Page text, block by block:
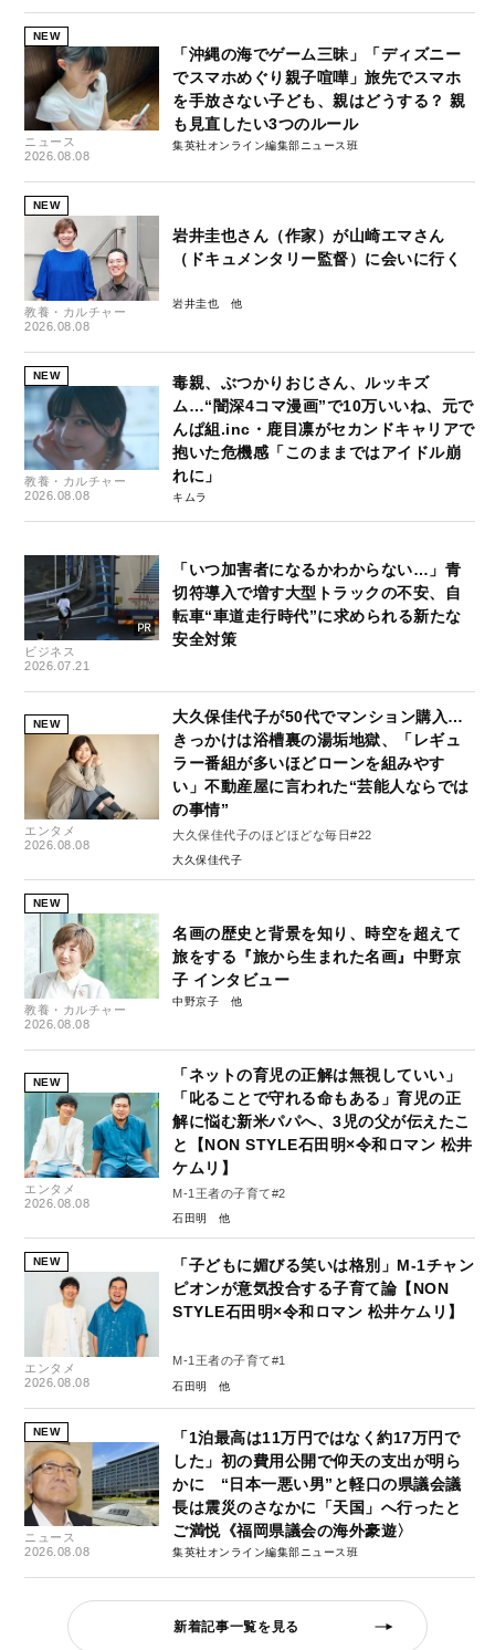
NEW
ニュース
2026.08.08
「沖縄の海でゲーム三昧」「ディズニー
でスマホめぐり親子喧嘩」旅先でスマホ
を手放さない子ども、親はどうする？ 親
も見直したい3つのルール
集英社オンライン編集部ニュース班
NEW
教養・カルチャー
2026.08.08
岩井圭也さん（作家）が山崎エマさん
（ドキュメンタリー監督）に会いに行く
岩井圭也
NEW
教養・カルチャー
2026.08.08
毒親、ぶつかりおじさん、ルッキズ
ム…“闇深4コマ漫画”で10万いいね、元で
んぱ組.inc・鹿目凛がセカンドキャリアで
抱いた危機感「このままではアイドル崩
れに」
キムラ
ビジネス
2026.07.21
「いつ加害者になるかわからない…」青
切符導入で増す大型トラックの不安、自
転車“車道走行時代”に求められる新たな
安全対策
NEW
エンタメ
2026.08.08
大久保佳代子が50代でマンション購入…
きっかけは浴槽裏の湯垢地獄、「レギュ
ラー番組が多いほどローンを組みやす
い」不動産屋に言われた“芸能人ならでは
の事情”
大久保佳代子のほどほどな毎日#22
大久保佳代子
NEW
教養・カルチャー
2026.08.08
名画の歴史と背景を知り、時空を超えて
旅をする『旅から生まれた名画』中野京
子 インタビュー
中野京子
NEW
エンタメ
2026.08.08
「ネットの育児の正解は無視していい」
「叱ることで守れる命もある」育児の正
解に悩む新米パパへ、3児の父が伝えたこ
と【NON STYLE石田明×令和ロマン 松井
ケムリ】
M-1王者の子育て#2
石田明
NEW
エンタメ
2026.08.08
「子どもに媚びる笑いは格別」M-1チャン
ピオンが意気投合する子育て論【NON
STYLE石田明×令和ロマン 松井ケムリ】
M-1王者の子育て#1
石田明
NEW
ニュース
2026.08.08
「1泊最高は11万円ではなく約17万円で
した」初の費用公開で仰天の支出が明ら
かに “日本一悪い男”と軽口の県議会議
長は震災のさなかに「天国」へ行ったと
ご満悦《福岡県議会の海外豪遊〉
集英社オンライン編集部ニュース班
新着記事一覧を見る